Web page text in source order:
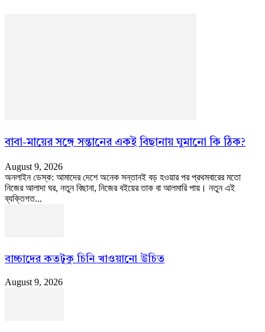
বাবা-মায়ের সঙ্গে সন্তানের একই বিছানায় ঘুমানো কি ঠিক?
August 9, 2026
অনলাইন ডেস্ক: আমাদের দেশে অনেক সন্তানই বড় হওয়ার পর প্রথমবারের মতো
নিজের আলাদা ঘর, নতুন বিছানা, নিজের বইয়ের তাক বা আলমারি পায়। নতুন এই
ব্যক্তিগত...
বাচ্চাদের কতটুকু চিনি খাওয়ানো উচিত
August 9, 2026